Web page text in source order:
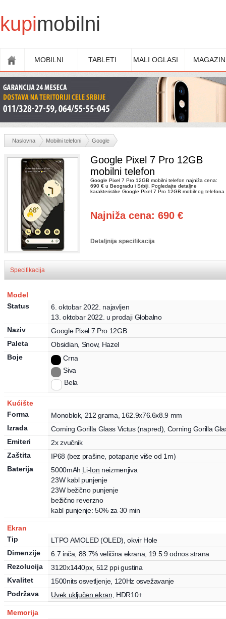
kupimobilni
MOBILNI TABLETI MALI OGLASI MAGAZIN
Naslovna Mobilni telefoni Google
Google Pixel 7 Pro 12GB
mobilni telefon
Google Pixel 7 Pro 12GB mobilni telefon najniža cena:
690 € u Beogradu i Srbiji. Pogledajte detaljne
karakteristike Google Pixel 7 Pro 12GB mobilnog telefona
Najniža cena: 690 €
Detaljnija specifikacija
Specifikacija
Model
Status
6. oktobar 2022. najavljen
13. oktobar 2022. u prodaji Globalno
Naziv
Google Pixel 7 Pro 12GB
Paleta
Obsidian, Snow, Hazel
Boje
Crna
Siva
Bela
Kućište
Forma
Monoblok, 212 grama 162.9x76.6x8.9 mm
Izrada
Corning Gorilla Glass Victus (napred), Corning Gorilla
Emiteri
2x zvučnik
Zaštita
IP68 (bez prašine, potapanje više od 1m)
Baterija
5000mAh Li-Ion neizmenjiva
23W kabl punjenje
23W bežično punjenje
bežično reverzno
kabl punjenje: 50% za 30 min
Ekran
Tip
LTPO AMOLED (OLED) okvir Hole
Dimenzije
6.7 inča , 88.7% veličina ekrana , 19.5:9 odnos strana
Rezolucija
3120x1440px, 512 ppi gustina
Kvalitet
1500nitsosvetljenje, 120Hzosvežavanje
Podržava
Uvek uključen ekran HDR10+
Memorija